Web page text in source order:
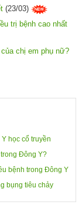
(23/03)
trị bệnh cao nhất
chị em phụ nữ?
học cổ truyền
Đông Y?
bệnh trong Đông Y
bụng tiêu chảy